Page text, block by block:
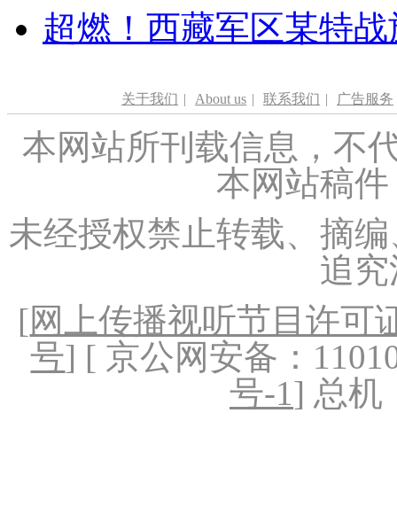
超燃！西藏军区某特
关于我们 | About us | 联系我们 | 广告服务
本网站所刊载信息，不
本网站稿
未经授权禁止转载、摘
追
[网上传播视听节目许可
号] [ 京公网安备：
号-1] 总机